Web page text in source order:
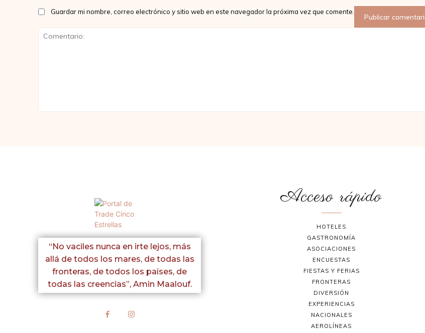
Guardar mi nombre, correo electrónico y sitio web en este navegador la próxima vez que comente.
“No vaciles nunca en irte lejos, más
allá de todos los mares, de todas las
fronteras, de todos los países, de
todas las creencias”, Amin Maalouf.
Acceso rápido
HOTELES
GASTRONOMÍA
ASOCIACIONES
ENCUESTAS
FIESTAS Y FERIAS
FRONTERAS
DIVERSIÓN
EXPERIENCIAS
NACIONALES
AEROLÍNEAS